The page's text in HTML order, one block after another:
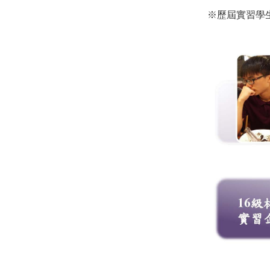
※歷屆實習學